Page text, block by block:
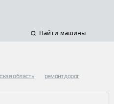
Найти машины
область ремонт дорог